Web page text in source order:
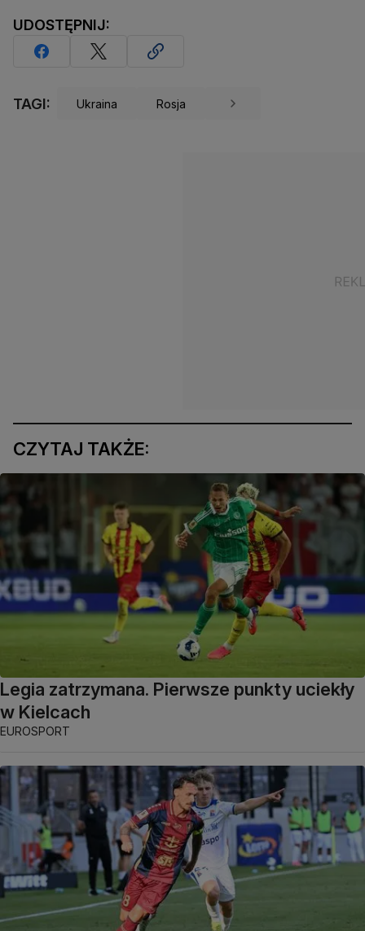
UDOSTĘPNIJ:
TAGI: Ukraina Rosja
CZYTAJ TAKŻE:
Legia zatrzymana. Pierwsze punkty uciekły
w Kielcach
EUROSPORT